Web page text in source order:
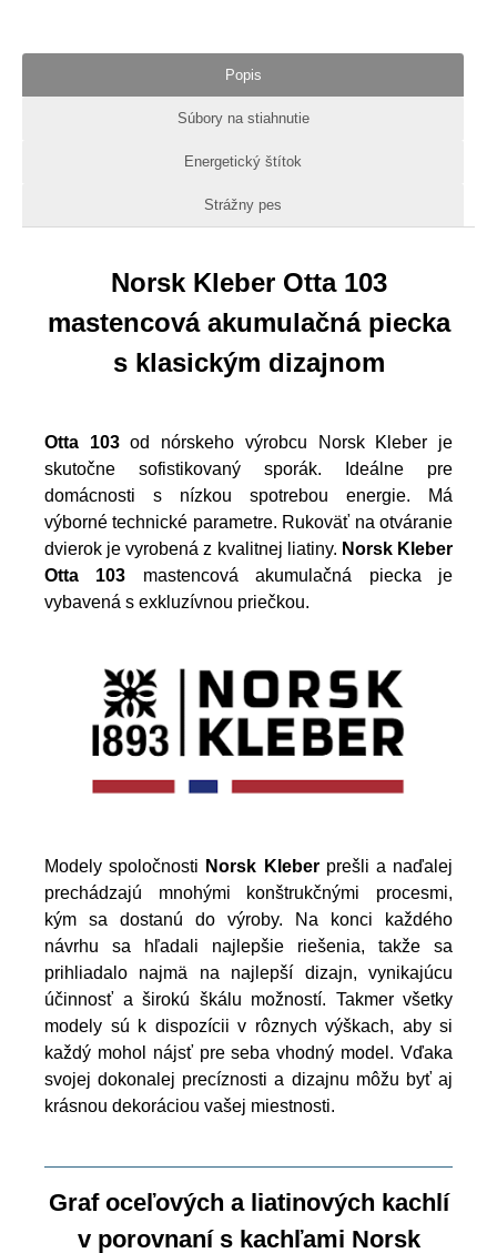
Popis
Súbory na stiahnutie
Energetický štítok
Strážny pes
Norsk Kleber Otta 103
mastencová akumulačná piecka
s klasickým dizajnom
Otta 103od nórskeho výrobcu Norsk Kleber je
skutočne sofistikovaný sporák. Ideálne pre
domácnosti s nízkou spotrebou energie. Má
výborné technické parametre. Rukoväť na otváranie
dvierok je vyrobená z kvalitnej liatiny. Norsk Kleber
Otta 103 mastencová akumulačná piecka je
vybavená s exkluzívnou priečkou.
Modely spoločnosti Norsk Kleberprešli a naďalej
prechádzajú mnohými konštrukčnými procesmi,
kým sa dostanú do výroby. Na konci každého
návrhu sa hľadali najlepšie riešenia, takže sa
prihliadalo najmä na najlepší dizajn, vynikajúcu
účinnosť a širokú škálu možností. Takmer všetky
modely sú k dispozícii v rôznych výškach, aby si
každý mohol nájsť pre seba vhodný model. Vďaka
svojej dokonalej precíznosti a dizajnu môžu byť aj
krásnou dekoráciou vašej miestnosti.
Graf oceľových a liatinových kachlí
v porovnaní s kachľami Norsk